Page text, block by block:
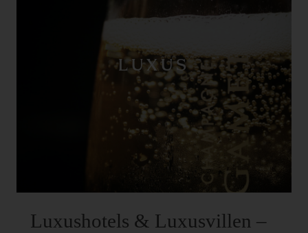
LUXUS
Luxushotels & Luxusvillen –